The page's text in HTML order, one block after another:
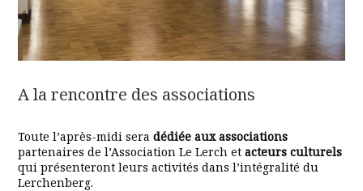
A la rencontre des associations
Toute l’après-midi sera dédiée aux associations
partenaires de l’Association Le Lerch et acteurs culturels
qui présenteront leurs activités dans l’intégralité du
Lerchenberg.